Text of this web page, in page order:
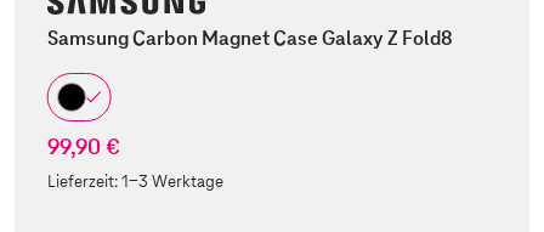
Samsung Carbon Magnet Case Galaxy Z Fold8
99,90 €
Lieferzeit:1-3 Werktage